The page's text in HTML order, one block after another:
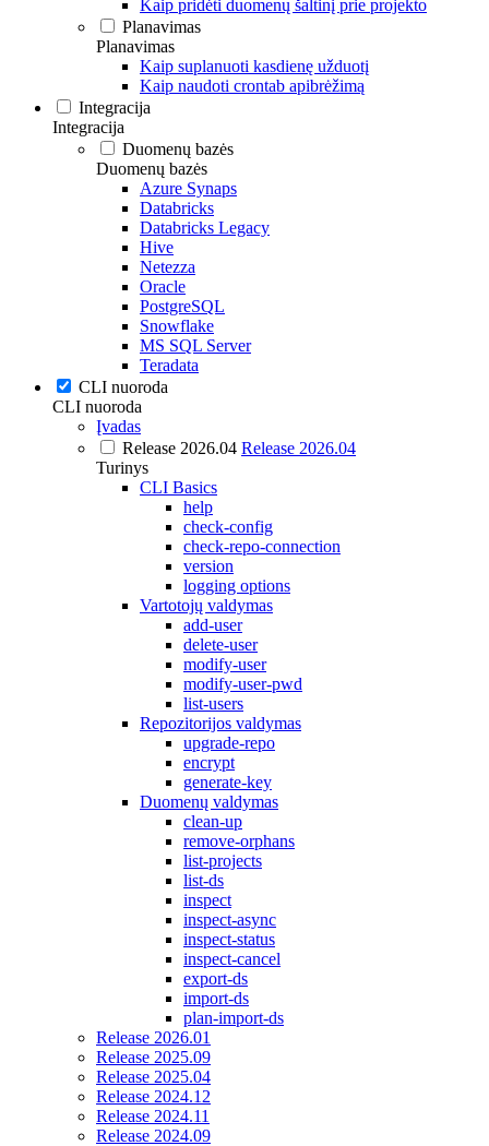
Kaip pridėti duomenų šaltinį prie projekto
Planavimas
Planavimas
Kaip suplanuoti kasdienę užduotį
Kaip naudoti crontab apibrėžimą
Integracija
Integracija
Duomenų bazės
Duomenų bazės
Azure Synaps
Databricks
Databricks Legacy
Hive
Netezza
Oracle
PostgreSQL
Snowflake
MS SQL Server
Teradata
CLI nuoroda
CLI nuoroda
Įvadas
Release 2026.04 Release 2026.04
Turinys
CLI Basics
help
check-config
check-repo-connection
version
logging options
Vartotojų valdymas
add-user
delete-user
modify-user
modify-user-pwd
list-users
Repozitorijos valdymas
upgrade-repo
encrypt
generate-key
Duomenų valdymas
clean-up
remove-orphans
list-projects
list-ds
inspect
inspect-async
inspect-status
inspect-cancel
export-ds
import-ds
plan-import-ds
Release 2026.01
Release 2025.09
Release 2025.04
Release 2024.12
Release 2024.11
Release 2024.09